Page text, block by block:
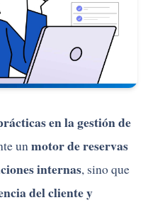
enlagestiónde
unmotordereservas
internas, sinoque
delclientey